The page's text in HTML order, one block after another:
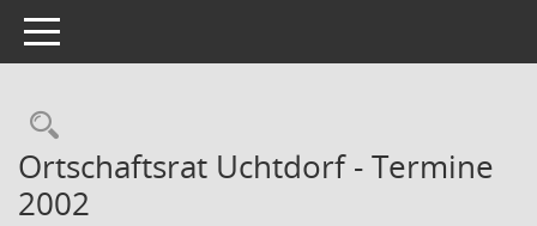
Toggle navigation
Rechercheauswahl
Ortschaftsrat Uchtdorf - Termine
2002